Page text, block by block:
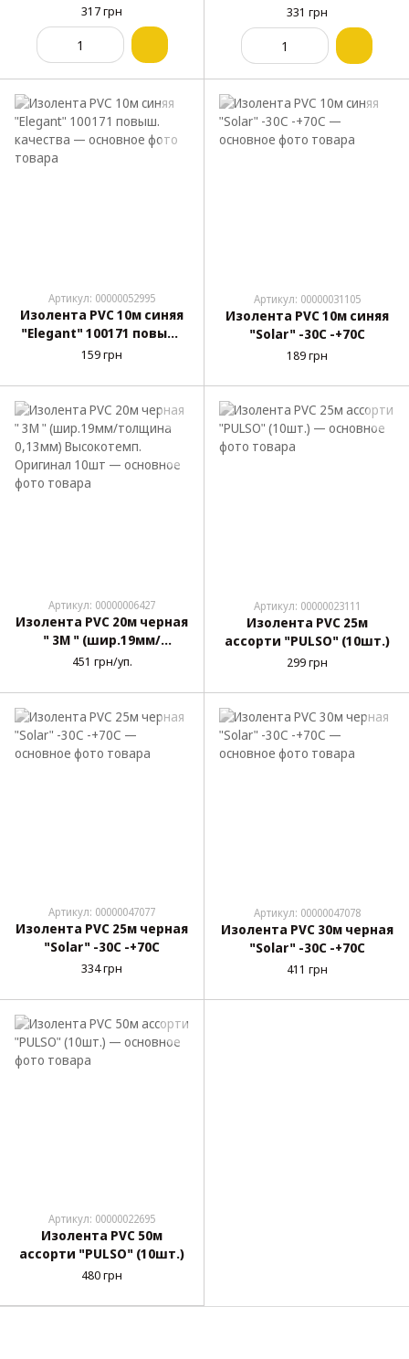
317 грн 331 грн
Артикул: 00000052995
Изолента PVC 10м синяя
"Elegant" 100171 повыш.
качества
159 грн
Артикул: 00000031105
Изолента PVC 10м синяя
"Solar" -30С -+70С
189 грн
Артикул: 00000006427
Изолента PVC 20м черная
" 3М " (шир.19мм/
толщина 0,13мм)
10шт
451 грн/уп.
Артикул: 00000023111
Изолента PVC 25м
ассорти "PULSO" (10шт.)
299 грн
Артикул: 00000047077
Изолента PVC 25м черная
"Solar" -30С -+70С
334 грн
Артикул: 00000047078
Изолента PVC 30м черная
"Solar" -30С -+70С
411 грн
Артикул: 00000022695
Изолента PVC 50м
ассорти "PULSO" (10шт.)
480 грн